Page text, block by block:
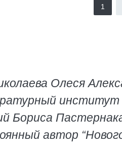
1
Олеся
институт
Бориса
автор